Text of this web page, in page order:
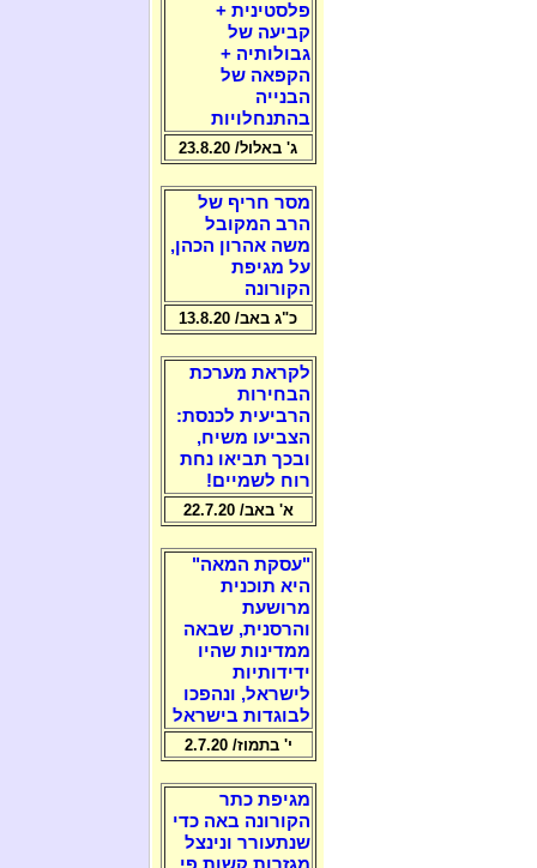
פלסטינית +
קביעה של
גבולותיה +
הקפאה של
הבנייה
בהתנחלויות
ג' באלול/ 23.8.20
מסר חריף של
הרב המקובל
משה אהרון הכהן,
על מגיפת
הקורונה
כ"ג באב/ 13.8.20
לקראת מערכת
הבחירות
הרביעית לכנסת:
הצביעו משיח,
ובכך תביאו נחת
רוח לשמיים!
א' באב/ 22.7.20
"עסקת המאה"
היא תוכנית
מרושעת
והרסנית, שבאה
ממדינות שהיו
ידידותיות
לישראל, ונהפכו
לבוגדות בישראל
י' בתמוז/ 2.7.20
מגיפת כתר
הקורונה באה כדי
שנתעורר ונינצל